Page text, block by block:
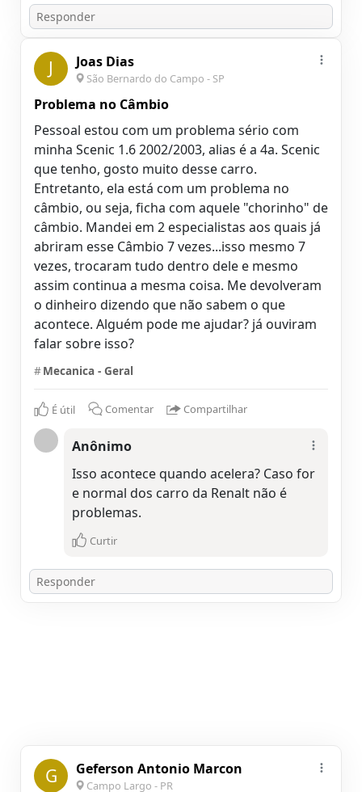
J Joas Dias
São Bernardo do Campo - SP
Problema no Câmbio
Pessoal estou com um problema sério com
minha Scenic 1.6 2002/2003, alias é a 4a. Scenic
que tenho, gosto muito desse carro.
Entretanto, ela está com um problema no
câmbio, ou seja, ficha com aquele "chorinho" de
câmbio. Mandei em 2 especialistas aos quais já
abriram esse Câmbio 7 vezes...isso mesmo 7
vezes, trocaram tudo dentro dele e mesmo
assim continua a mesma coisa. Me devolveram
o dinheiro dizendo que não sabem o que
acontece. Alguém pode me ajudar? já ouviram
falar sobre isso?
#Mecanica - Geral
É útil Comentar Compartilhar
Anônimo
Isso acontece quando acelera? Caso for
e normal dos carro da Renalt não é
problemas.
Curtir
G Geferson Antonio Marcon
Campo Largo - PR